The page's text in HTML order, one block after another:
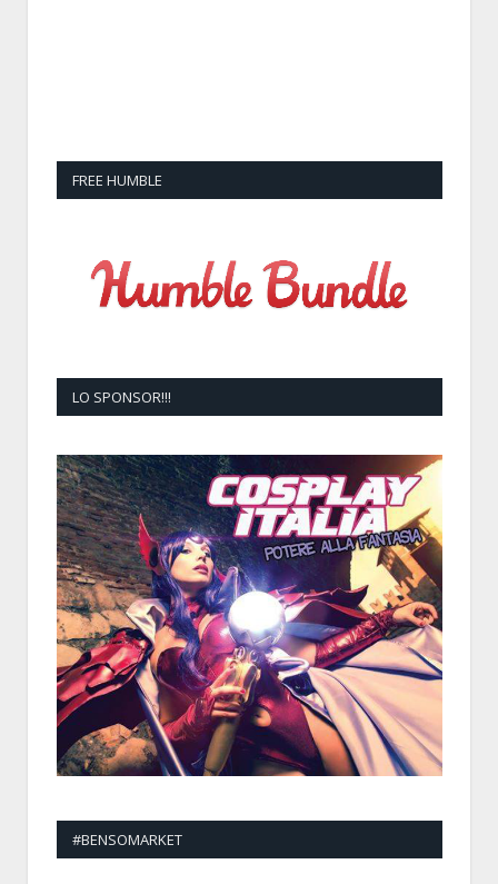
FREE HUMBLE
LO SPONSOR!!!
#BENSOMARKET